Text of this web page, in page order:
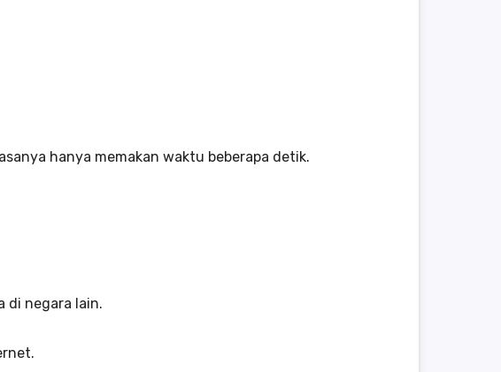
hanya memakan waktu beberapa detik.
di negara lain.